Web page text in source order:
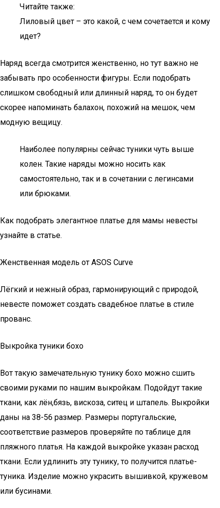
Читайте также:
Лиловый цвет – это какой, с чем сочетается и кому
идет?
Наряд всегда смотрится женственно, но тут важно не
забывать про особенности фигуры. Если подобрать
слишком свободный или длинный наряд, то он будет
скорее напоминать балахон, похожий на мешок, чем
модную вещицу.
Наиболее популярны сейчас туники чуть выше
колен. Такие наряды можно носить как
самостоятельно, так и в сочетании с легинсами
или брюками.
Как подобрать элегантное платье для мамы невесты
узнайте в статье.
Женственная модель от ASOS Curve
Лёгкий и нежный образ, гармонирующий с природой,
невесте поможет создать свадебное платье в стиле
прованс.
Выкройка туники бохо
Вот такую замечательную тунику бохо можно сшить
своими руками по нашим выкройкам. Подойдут такие
ткани, как лён,бязь, вискоза, ситец и штапель. Выкройки
даны на 38-56 размер. Размеры португальские,
соответствие размеров проверяйте по таблице для
пляжного платья. На каждой выкройке указан расход
ткани. Если удлинить эту тунику, то получится платье-
туника. Изделие можно украсить вышивкой, кружевом
или бусинами.